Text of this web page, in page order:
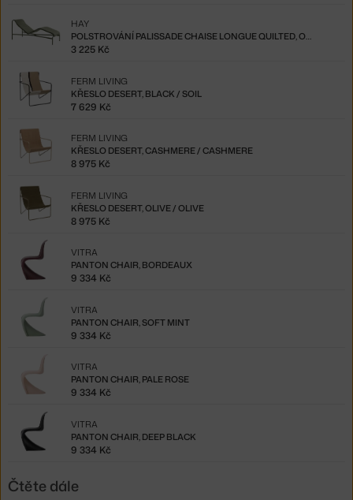
POLSTROVÁNÍ PALISSADE CHAISE LONGUE QUILTED, OLIVE
HAY
3 225 Kč
KŘESLO DESERT, BLACK / SOIL
FERM LIVING
7 629 Kč
KŘESLO DESERT, CASHMERE / CASHMERE
FERM LIVING
8 975 Kč
KŘESLO DESERT, OLIVE / OLIVE
FERM LIVING
8 975 Kč
PANTON CHAIR, BORDEAUX
VITRA
9 334 Kč
PANTON CHAIR, SOFT MINT
VITRA
9 334 Kč
PANTON CHAIR, PALE ROSE
VITRA
9 334 Kč
PANTON CHAIR, DEEP BLACK
VITRA
9 334 Kč
Čtěte dále